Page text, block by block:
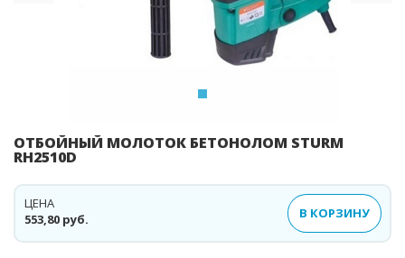
ОТБОЙНЫЙ МОЛОТОК БЕТОНОЛОМ STURM
RH2510D
553,80 руб.
ЦЕНА
В КОРЗИНУ